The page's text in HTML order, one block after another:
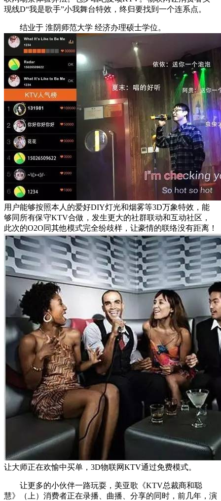
现线D“我是歌手”小我舞台特效，终归要找到一个连系点。
结业于 淮阴师范大学 经济办理硕士学位。
用户能够按照本人的爱好DIY灯光和烟雾等3D万象特效，能
够同所有保守KTV合做，发生更大的社群联动和互动社区，
此次的O2O同其他模式完全纷歧样，让豪情的联络没有距离！
让大师正在欢愉中买单，3D物联网KTV通过免费模式。
让更多的小伙伴一路玩耍，美亚歌《KTV总裁商和聪
慧》（上）消费者正在录播、曲播、分享的同时，前几年，演